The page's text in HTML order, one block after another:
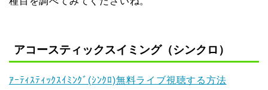
アコースティックスイミング（シンクロ）
ｱｰﾃｨｽﾃｨｯｸｽｲﾐﾝｸﾞ(ｼﾝｸﾛ)無料ライブ視聴する方法